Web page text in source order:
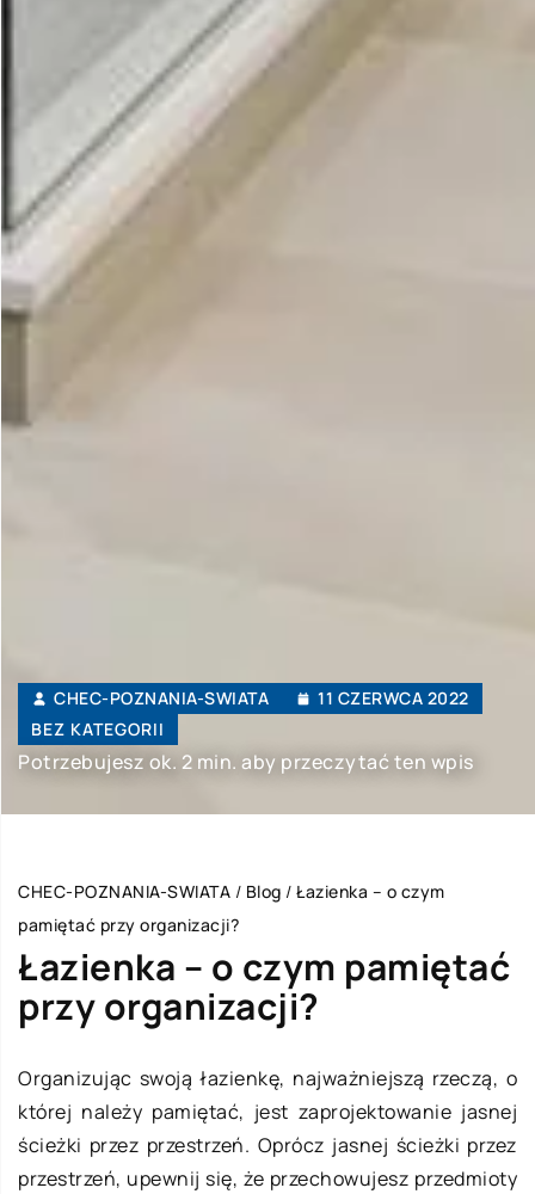
CHEC-POZNANIA-SWIATA
11 CZERWCA 2022
BEZ KATEGORII
Potrzebujesz ok. 2 min. aby przeczytać ten wpis
CHEC-POZNANIA-SWIATA / Blog / Łazienka – o czym
pamiętać przy organizacji?
Łazienka – o czym pamiętać
przy organizacji?
Organizując swoją łazienkę, najważniejszą rzeczą, o
której należy pamiętać, jest zaprojektowanie jasnej
ścieżki przez przestrzeń. Oprócz jasnej ścieżki przez
przestrzeń, upewnij się, że przechowujesz przedmioty